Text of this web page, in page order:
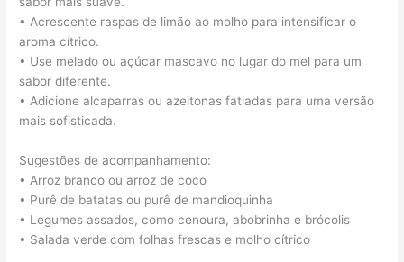
• Acrescente raspas de limão ao molho para intensificar o
aroma cítrico.
• Use melado ou açúcar mascavo no lugar do mel para um
sabor diferente.
• Adicione alcaparras ou azeitonas fatiadas para uma versão
mais sofisticada.
Sugestões de acompanhamento:
• Arroz branco ou arroz de coco
• Purê de batatas ou purê de mandioquinha
• Legumes assados, como cenoura, abobrinha e brócolis
• Salada verde com folhas frescas e molho cítrico